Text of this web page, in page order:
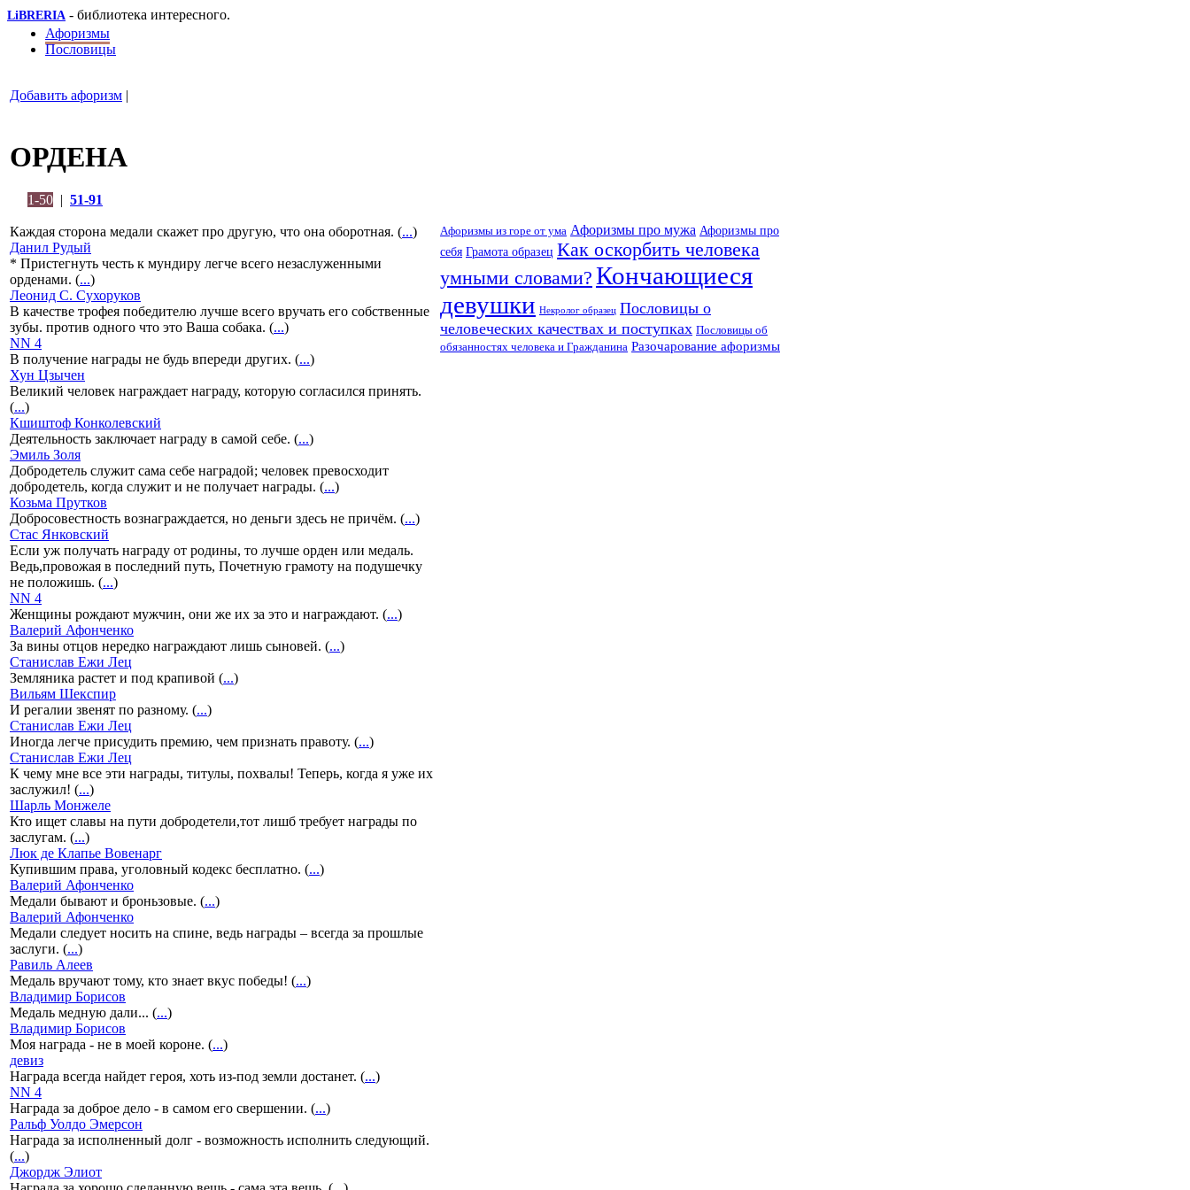
LiBRERIA - библиотека интересного.
Афоризмы
Пословицы
Добавить афоризм |
ОРДЕНА
1-50 | 51-91
Каждая сторона медали скажет про другую, что она оборотная. (...)
Данил Рудый
* Пристегнуть честь к мундиру легче всего незаслуженными
орденами. (...)
Леонид С. Сухоруков
В качестве трофея победителю лучше всего вручать его собственные
зубы. против одного что это Ваша собака. (...)
NN 4
В получение награды не будь впереди других. (...)
Хун Цзычен
Великий человек награждает награду, которую согласился принять.
(...)
Кшиштоф Конколевский
Деятельность заключает награду в самой себе. (...)
Эмиль Золя
Добродетель служит сама себе наградой; человек превосходит
добродетель, когда служит и не получает награды. (...)
Козьма Прутков
Добросовестность вознаграждается, но деньги здесь не причём. (...)
Стас Янковский
Если уж получать награду от родины, то лучше орден или медаль.
Ведь,провожая в последний путь, Почетную грамоту на подушечку
не положишь. (...)
NN 4
Женщины рождают мужчин, они же их за это и награждают. (...)
Валерий Афонченко
За вины отцов нередко награждают лишь сыновей. (...)
Станислав Ежи Лец
Земляника растет и под крапивой (...)
Вильям Шекспир
И регалии звенят по разному. (...)
Станислав Ежи Лец
Иногда легче присудить премию, чем признать правоту. (...)
Станислав Ежи Лец
К чему мне все эти награды, титулы, похвалы! Теперь, когда я уже их
заслужил! (...)
Шарль Монжеле
Кто ищет славы на пути добродетели,тот лишб требует награды по
заслугам. (...)
Люк де Клапье Вовенарг
Купившим права, уголовный кодекс бесплатно. (...)
Валерий Афонченко
Медали бывают и броньзовые. (...)
Валерий Афонченко
Медали следует носить на спине, ведь награды – всегда за прошлые
заслуги. (...)
Равиль Алеев
Медаль вручают тому, кто знает вкус победы! (...)
Владимир Борисов
Медаль медную дали... (...)
Владимир Борисов
Моя награда - не в моей короне. (...)
девиз
Награда всегда найдет героя, хоть из-под земли достанет. (...)
NN 4
Награда за доброе дело - в самом его свершении. (...)
Ральф Уолдо Эмерсон
Награда за исполненный долг - возможность исполнить следующий.
(...)
Джордж Элиот
Афоризмы из горе от ума Афоризмы про мужа Афоризмы про
себя Грамота образец Как оскорбить человека
умными словами? Кончающиеся
девушки Некролог образец Пословицы о
человеческих качествах и поступках Пословицы об
обязанностях человека и Гражданина Разочарование афоризмы